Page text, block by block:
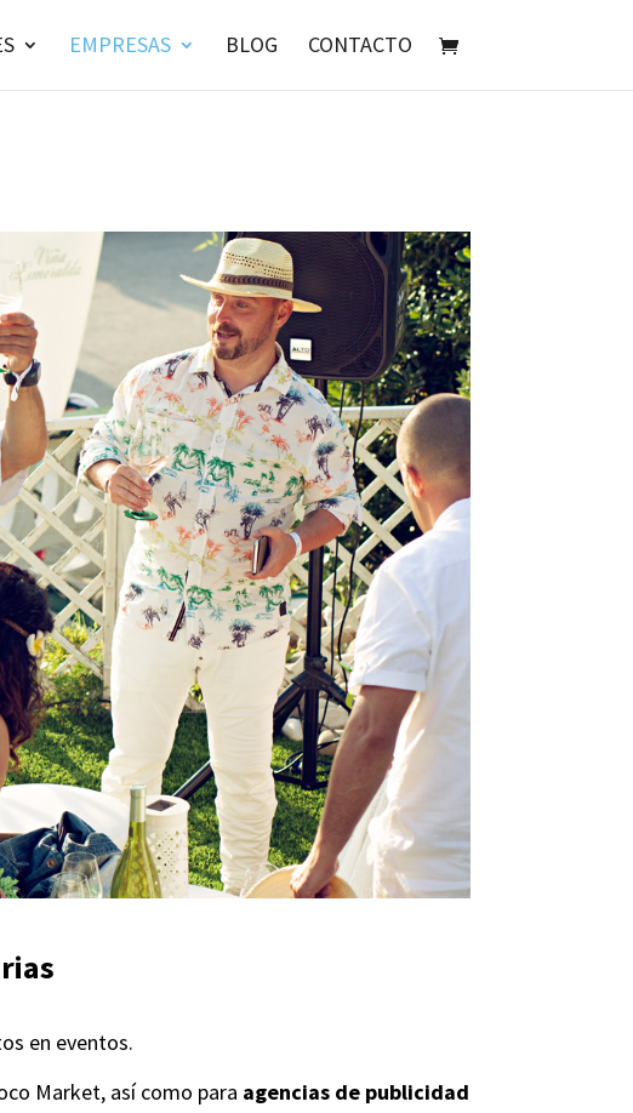
EMPRESAS BLOG CONTACTO
en eventos.
Market, así como para agencias de publicidad